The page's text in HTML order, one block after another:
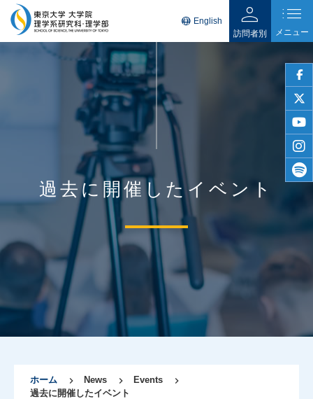
twitter
language English person
訪問者別
list
メニュー
過去に開催したイベント
ホーム News
Events
過去に開催したイベント